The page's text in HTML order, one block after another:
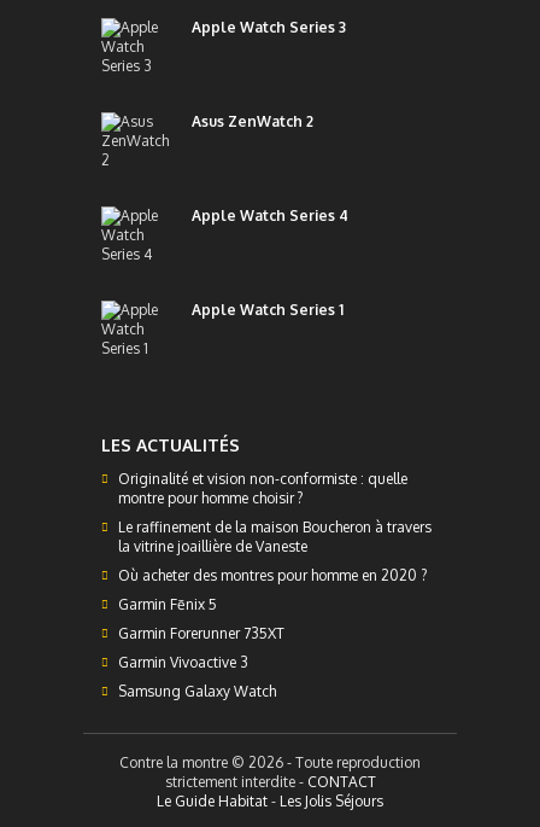
Apple Watch Series 3
Asus ZenWatch 2
Apple Watch Series 4
Apple Watch Series 1
LES ACTUALITÉS
Originalité et vision non-conformiste : quelle
montre pour homme choisir ?
Le raffinement de la maison Boucheron à travers
la vitrine joaillière de Vaneste
Où acheter des montres pour homme en 2020 ?
Garmin Fēnix 5
Garmin Forerunner 735XT
Garmin Vivoactive 3
Samsung Galaxy Watch
Contre la montre © 2026 - Toute reproduction
strictement interdite - CONTACT
Le Guide Habitat - Les Jolis Séjours